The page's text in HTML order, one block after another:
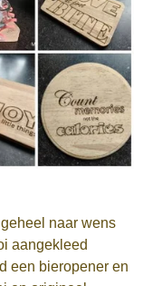
naar wens
aangekleed
een bieropener en